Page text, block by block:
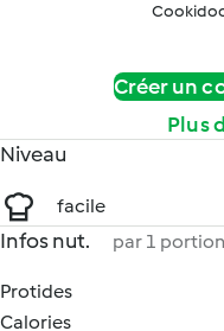
Créer un
Plus
Niveau
facile
Infos nut. par 1 portion
Protides
Calories